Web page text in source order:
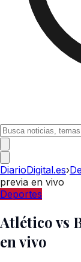
DiarioDigital.es›
previa en vivo
Deportes
Atlético vs
en vivo